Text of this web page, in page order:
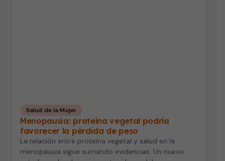
Salud de la Mujer
Menopausia: proteína vegetal podría
favorecer la pérdida de peso
La relación entre proteína vegetal y salud en la
menopausia sigue sumando evidencias. Un nuevo